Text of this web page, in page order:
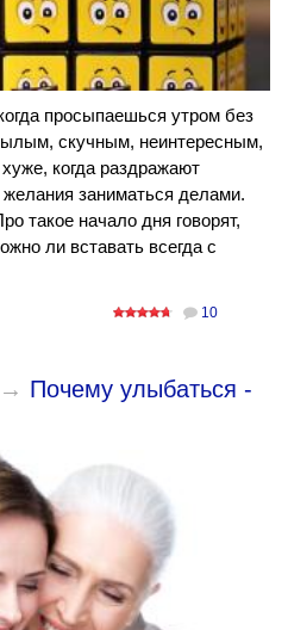
просыпаешься утром без
скучным, неинтересным,
когда раздражают
заниматься делами.
такое начало дня говорят,
ли вставать всегда с
10
→ Почему улыбаться -